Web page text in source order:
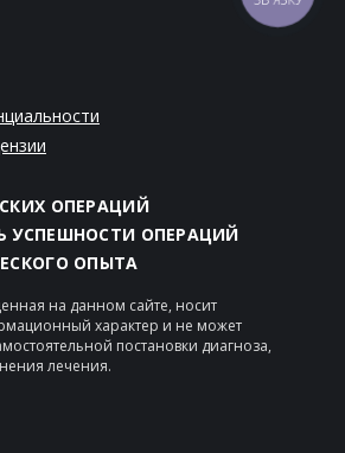
ОПЕРАЦИЙ
УСПЕШНОСТИ ОПЕРАЦИЙ
ОПЫТА
на данном сайте, носит
характер и не может
постановки диагноза,
лечения.